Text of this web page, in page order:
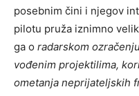
posebnim čini i njegov
pilotu pruža iznimno
ga o radarskom
vođenim projektilima,
ometanja neprijateljskih